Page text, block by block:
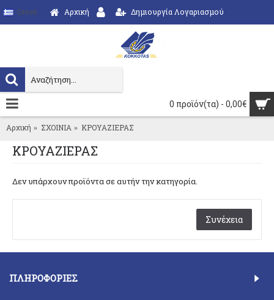
Greek Αρχική Δημιουργία Λογαριασμού
0 προϊόν(τα) - 0,00€
Αρχική ΣΧΟΙΝΙΑ ΚΡΟΥΑΖΙΕΡΑΣ
ΚΡΟΥΑΖΙΕΡΑΣ
Δεν υπάρχουν προϊόντα σε αυτήν την κατηγορία.
Συνέχεια
ΠΛΗΡΟΦΟΡΊΕΣ